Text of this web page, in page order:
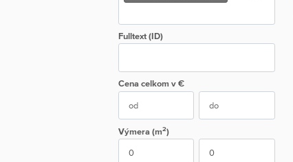
Fulltext (ID)
Cena celkom v €
Výmera (m2)